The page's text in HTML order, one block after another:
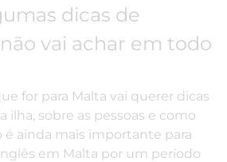
dicas de
vai achar em todo
for para Malta vai querer dicas
ilha, sobre as pessoas e como
é ainda mais importante para
em Malta por um período